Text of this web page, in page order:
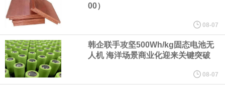
美国总统特朗普6日否认他对国防部长赫格塞思不满，称对赫格塞思
所做的工作“非常满意”。特朗普在社交媒体上发帖称，一些媒体有关
他与赫格塞思就弹药短缺问题发生冲突的报道是“完全没有根据的谣
00）
08-07
韩企联手攻坚500Wh/kg固态电池无
人机 海洋场景商业化迎来关键突破
08-07